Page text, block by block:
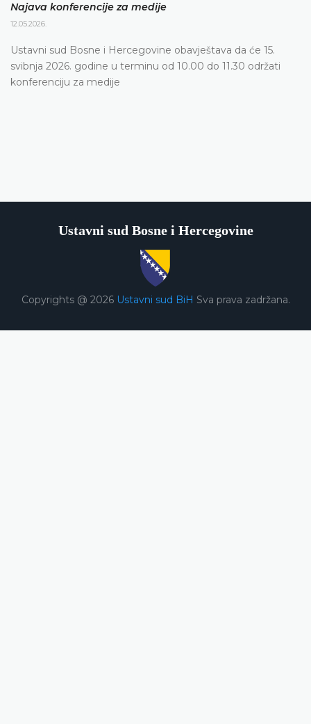
Najava konferencije za medije
12.05.2026.
Ustavni sud Bosne i Hercegovine obavještava da će 15.
svibnja 2026. godine u terminu od 10.00 do 11.30 održati
konferenciju za medije
Ustavni sud Bosne i Hercegovine
Copyrights @ 2026 Ustavni sud BiH Sva prava zadržana.